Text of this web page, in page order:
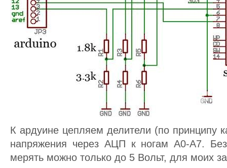
К ардуине цепляем делители (по принципу
напряжения через АЦП к ногам А0-А7.
мерять можно только до 5 Вольт, для моих